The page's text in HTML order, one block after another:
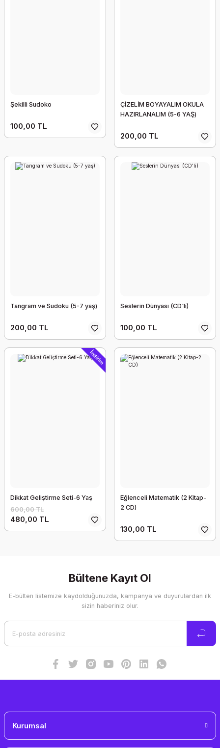
Şekilli Sudoko
100,00 TL
ÇİZELİM BOYAYALIM OKULA
HAZIRLANALIM (5-6 YAŞ)
200,00 TL
Tangram ve Sudoku (5-7 yaş)
200,00 TL
Seslerin Dünyası (CD'li)
100,00 TL
İndirim
Dikkat Geliştirme Seti-6 Yaş
600,00 TL
480,00 TL
Eğlenceli Matematik (2 Kitap-
2 CD)
130,00 TL
Bültene Kayıt Ol
E-bülten listemize kaydolduğunuzda, kampanya ve duyurulardan ilk
sizin haberiniz olur.
Kurumsal